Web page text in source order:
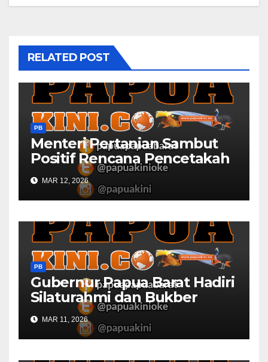
RELATED POST
PB
Menteri Pertanian Sambut
Positif Rencana Pencetakah
Sawah dan Ladang di Papua
Barat
MAR 12, 2026
PB
Gubernur Papua Barat Hadiri
Silaturahmi dan Bukber
Bersama DPR RI dan
Mendagri di IPDN
MAR 11, 2026